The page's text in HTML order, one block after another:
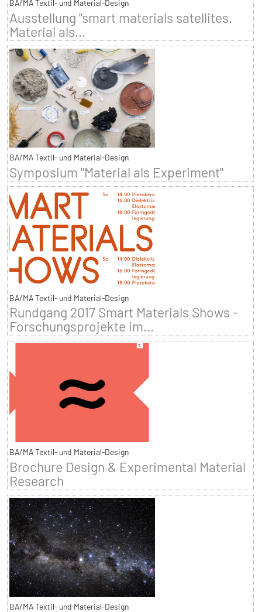
BA/MA Textil- und Material-Design
Ausstellung "smart materials satellites.
Material als...
BA/MA Textil- und Material-Design
Symposium "Material als Experiment"
BA/MA Textil- und Material-Design
Rundgang 2017 Smart Materials Shows -
Forschungsprojekte im...
BA/MA Textil- und Material-Design
Brochure Design & Experimental Material
Research
BA/MA Textil- und Material-Design